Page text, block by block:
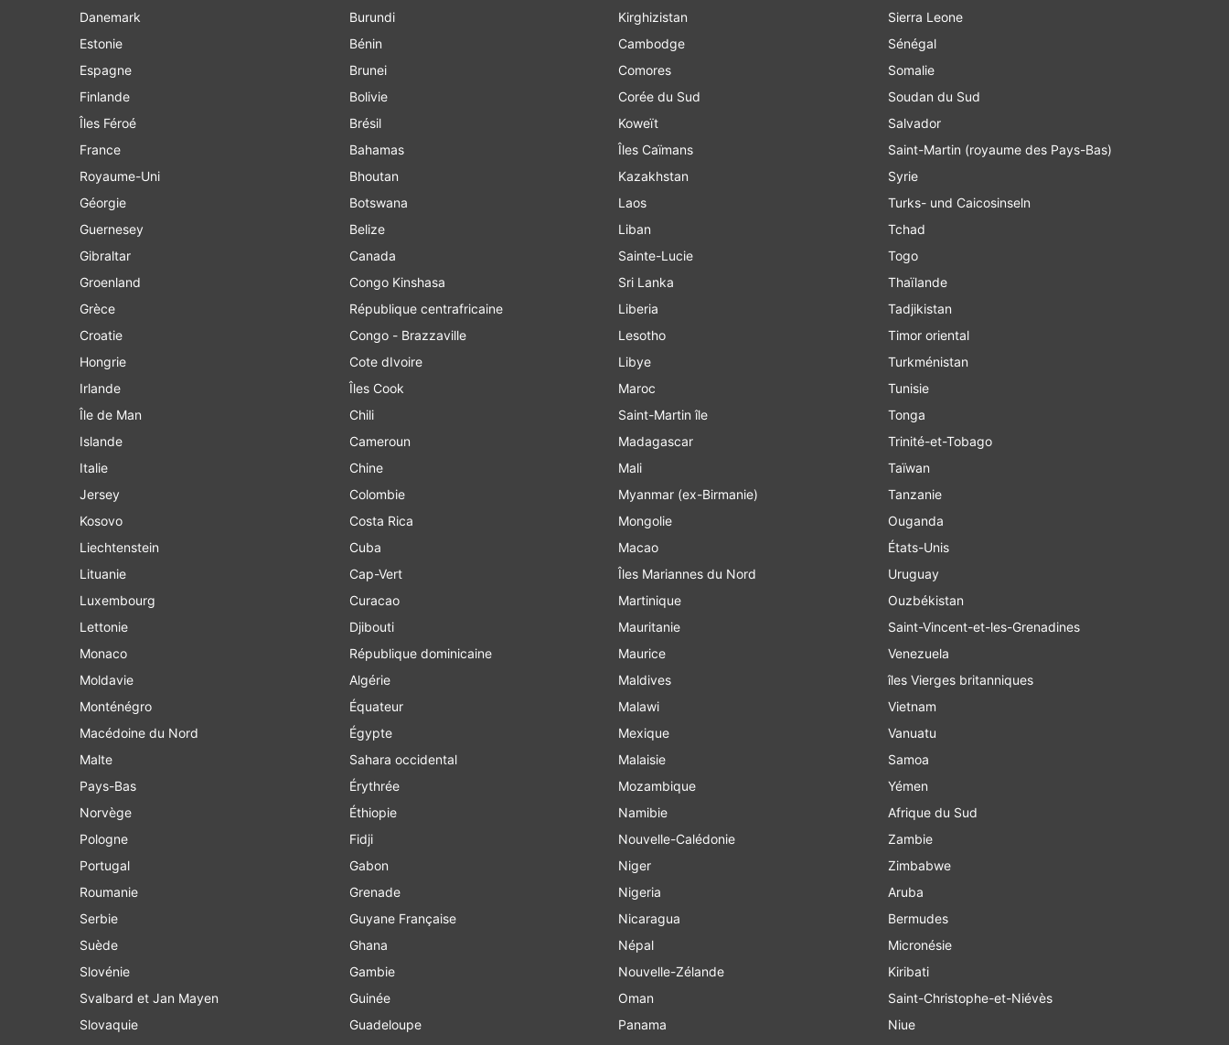
Danemark
Estonie
Espagne
Finlande
Îles Féroé
France
Royaume-Uni
Géorgie
Guernesey
Gibraltar
Groenland
Grèce
Croatie
Hongrie
Irlande
Île de Man
Islande
Italie
Jersey
Kosovo
Liechtenstein
Lituanie
Luxembourg
Lettonie
Monaco
Moldavie
Monténégro
Macédoine du Nord
Malte
Pays-Bas
Norvège
Pologne
Portugal
Roumanie
Serbie
Suède
Slovénie
Svalbard et Jan Mayen
Slovaquie
Burundi
Bénin
Brunei
Bolivie
Brésil
Bahamas
Bhoutan
Botswana
Belize
Canada
Congo Kinshasa
République centrafricaine
Congo - Brazzaville
Cote dIvoire
Îles Cook
Chili
Cameroun
Chine
Colombie
Costa Rica
Cuba
Cap-Vert
Curacao
Djibouti
République dominicaine
Algérie
Équateur
Égypte
Sahara occidental
Érythrée
Éthiopie
Fidji
Gabon
Grenade
Guyane Française
Ghana
Gambie
Guinée
Guadeloupe
Kirghizistan
Cambodge
Comores
Corée du Sud
Koweït
Îles Caïmans
Kazakhstan
Laos
Liban
Sainte-Lucie
Sri Lanka
Liberia
Lesotho
Libye
Maroc
Saint-Martin île
Madagascar
Mali
Myanmar (ex-Birmanie)
Mongolie
Macao
Îles Mariannes du Nord
Martinique
Mauritanie
Maurice
Maldives
Malawi
Mexique
Malaisie
Mozambique
Namibie
Nouvelle-Calédonie
Niger
Nigeria
Nicaragua
Népal
Nouvelle-Zélande
Oman
Panama
Sierra Leone
Sénégal
Somalie
Soudan du Sud
Salvador
Saint-Martin (royaume des Pays-Bas)
Syrie
Turks- und Caicosinseln
Tchad
Togo
Thaïlande
Tadjikistan
Timor oriental
Turkménistan
Tunisie
Tonga
Trinité-et-Tobago
Taïwan
Tanzanie
Ouganda
États-Unis
Uruguay
Ouzbékistan
Saint-Vincent-et-les-Grenadines
Venezuela
îles Vierges britanniques
Vietnam
Vanuatu
Samoa
Yémen
Afrique du Sud
Zambie
Zimbabwe
Aruba
Bermudes
Micronésie
Kiribati
Saint-Christophe-et-Niévès
Niue